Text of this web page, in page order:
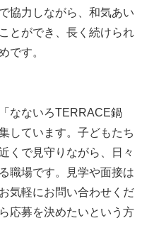
協力しながら、和気あい
とができ、長く続けられ
です。
なないろTERRACE鍋
しています。子どもたち
くで見守りながら、日々
職場です。見学や面接は
気軽にお問い合わせくだ
応募を決めたいという方